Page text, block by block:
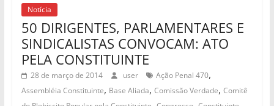
Notícia
50 DIRIGENTES, PARLAMENTARES E
SINDICALISTAS CONVOCAM: ATO
PELA CONSTITUINTE
28 de março de 2014 user Ação Penal 470,
Assembléia Constituinte, Base Aliada, Comissão Verdade, Comitê